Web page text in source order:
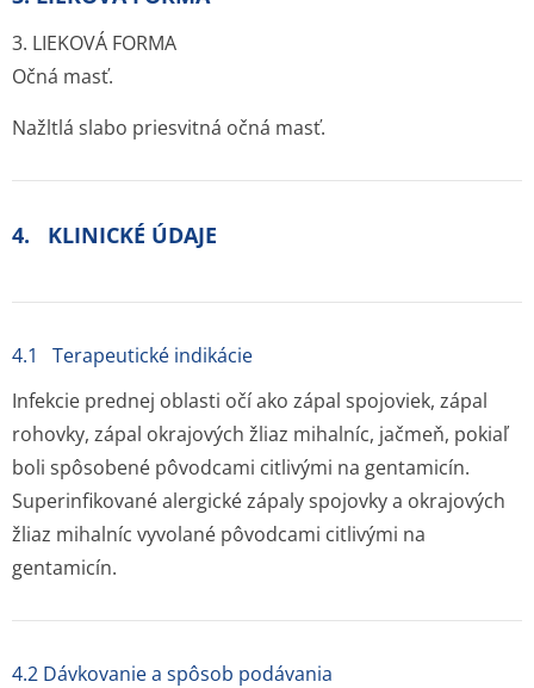
3. LIEKOVÁ FORMA
Očná masť.
Nažltlá slabo priesvitná očná masť.
4. KLINICKÉ ÚDAJE
4.1 Terapeutické indikácie
Infekcie prednej oblasti očí ako zápal spojoviek, zápal
rohovky, zápal okrajových žliaz mihalníc, jačmeň, pokiaľ
boli spôsobené pôvodcami citlivými na gentamicín.
Superinfikované alergické zápaly spojovky a okrajových
žliaz mihalníc vyvolané pôvodcami citlivými na
gentamicín.
4.2 Dávkovanie a spôsob podávania